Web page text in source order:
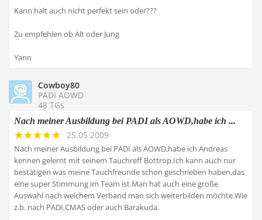
Kann halt auch nicht perfekt sein oder???
Zu empfehlen ob Alt oder Jung
Yann
Cowboy80
PADI AOWD
48 TGs
Nach meiner Ausbildung bei PADI als AOWD,habe ich ...
25.05.2009
Nach meiner Ausbildung bei PADI als AOWD,habe ich Andreas
kennen gelernt mit seinem Tauchreff Bottrop.Ich kann auch nur
bestätigen was meine Tauchfreunde schon geschrieben haben,das
eine super Stimmung im Team ist.Man hat auch eine große
Auswahl nach welchem Verband man sich weiterbilden möchte.Wie
z.b. nach PADI,CMAS oder auch Barakuda.